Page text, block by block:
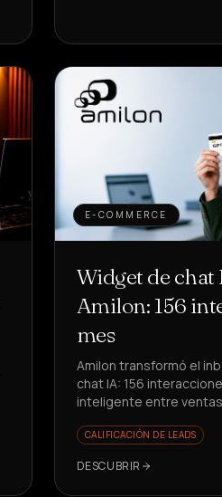
E-COMMERCE
Widget de chat
Amilon: 156
mes
Amilon transformó el
chat IA: 156
inteligente entre
CALIFICACIÓN DE LEADS
DESCUBRIR